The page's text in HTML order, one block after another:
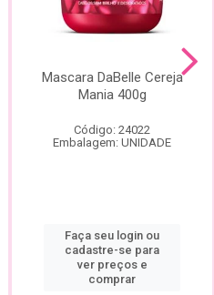
Mascara DaBelle Cereja
Mania 400g
Código: 24022
Embalagem: UNIDADE
Faça seu login ou
cadastre-se para
ver preços e
comprar